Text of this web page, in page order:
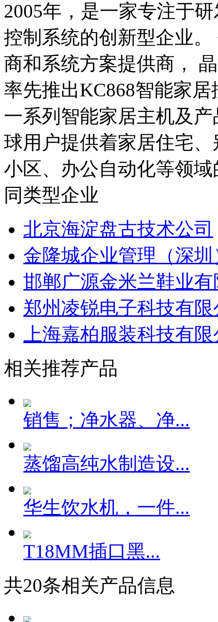
2005年，是一家专注于
控制系统的创新型企业
商和系统方案提供商，
率先推出KC868智能家
一系列智能家居主机及
球用户提供着家居住宅
小区、办公自动化等领
同类型企业
北京海淀盘古技术公司
金隆城企业管理（深
邯郸广源金米兰鞋业
郑州凌锐电子科技有限
上海嘉柏服装科技有
相关推荐产品
销售；净水器、净...
蒸馏高纯水制造设...
华生饮水机，一件...
T18MM插口黑...
共20条相关产品信息